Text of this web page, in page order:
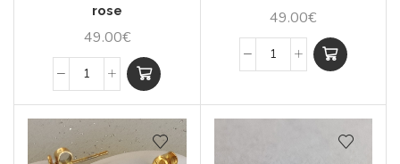
rose
49.00€
49.00€